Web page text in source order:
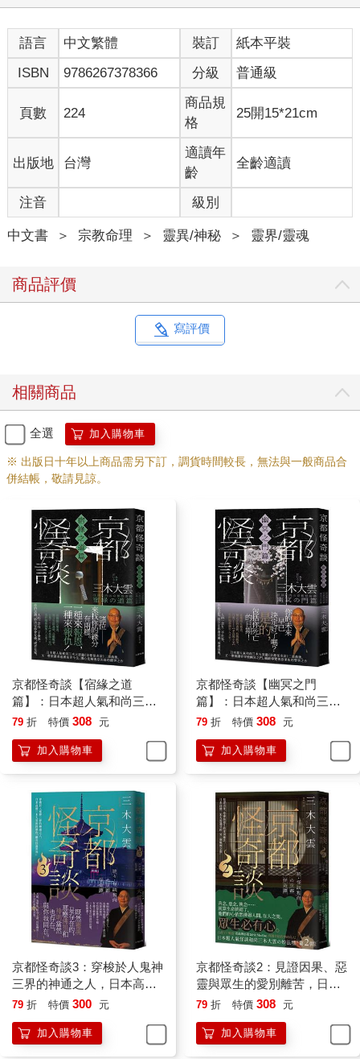
語言 中文繁體 裝訂
紙本平裝
ISBN
9786267378366 分級 普通級
頁數 224
商品規
格
25開15*21cm
出版地 台灣
適讀年
齡
全齡適讀
注音 級別
中文書 ＞ 宗教命理 ＞ 靈異/神秘 ＞ 靈界/靈魂
商品評價
寫評價
相關商品
全選 加入購物車
※ 出版日十年以上商品需另下訂，調貨時間較長，無法與一般商品合
併結帳，敬請見諒。
京都怪奇談【宿緣之道
篇】：日本超人氣和尚三木
大雲，帶你追溯前世今生、
作
79 折 特價 308 元
加入購物車
京都怪奇談【幽冥之門
篇】：日本超人氣和尚三木
大雲，帶你穿梭幽冥之門、
作
79 折 特價 308 元
加入購物車
京都怪奇談3：穿梭於人鬼神
三界的神通之人，日本高僧
三木大雲所經歷的「離奇怪
79 折 特價 300 元
加入購物車
京都怪奇談2：見證因果、惡
靈與眾生的愛別離苦，日本
高僧三木大雲遇見的「另一
79 折 特價 308 元
加入購物車